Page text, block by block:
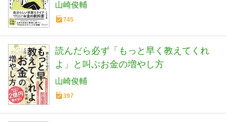
山崎俊輔
745
読んだら必ず「もっと早く教えてくれ
よ」と叫ぶお金の増やし方
山崎俊輔
397